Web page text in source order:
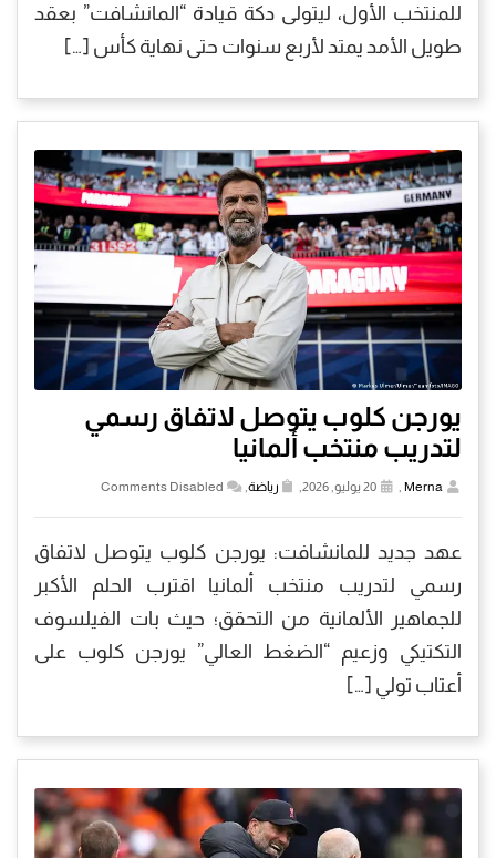
للمنتخب الأول، ليتولى دكة قيادة “المانشافت” بعقد
طويل الأمد يمتد لأربع سنوات حتى نهاية كأس […]
يورجن كلوب يتوصل لاتفاق رسمي
لتدريب منتخب ألمانيا
Merna
, رياضة,
Comments Disabled
عهد جديد للمانشافت: يورجن كلوب يتوصل لاتفاق
رسمي لتدريب منتخب ألمانيا اقترب الحلم الأكبر
للجماهير الألمانية من التحقق؛ حيث بات الفيلسوف
التكتيكي وزعيم “الضغط العالي” يورجن كلوب على
أعتاب تولي […]